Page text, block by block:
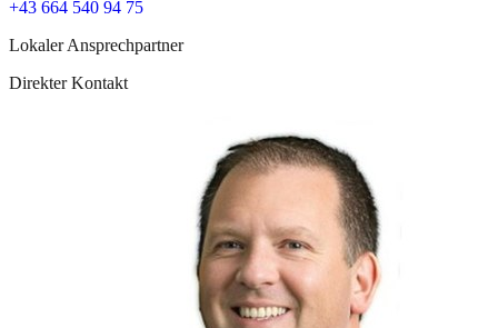
+43 664 540 94 75
Lokaler Ansprechpartner
Direkter Kontakt